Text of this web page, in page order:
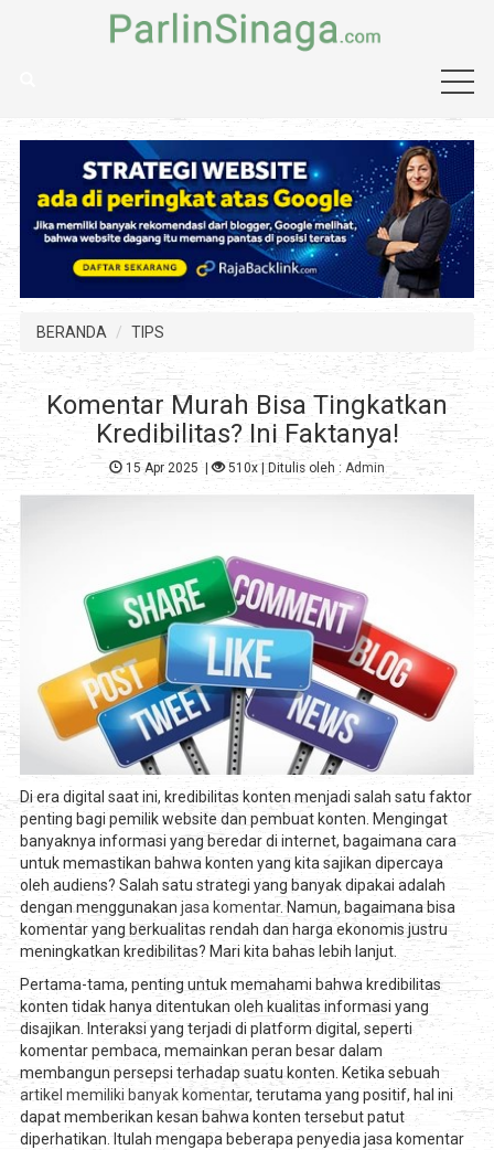
BERANDA TIPS
Komentar Murah Bisa Tingkatkan
Kredibilitas? Ini Faktanya!
15 Apr 2025 | 510x| Ditulis oleh : Admin
Di era digital saat ini, kredibilitas konten menjadi salah satu faktor
penting bagi pemilik website dan pembuat konten. Mengingat
banyaknya informasi yang beredar di internet, bagaimana cara
untuk memastikan bahwa konten yang kita sajikan dipercaya
oleh audiens? Salah satu strategi yang banyak dipakai adalah
dengan menggunakan jasa komentar. Namun, bagaimana bisa
komentar yang berkualitas rendah dan harga ekonomis justru
meningkatkan kredibilitas? Mari kita bahas lebih lanjut.
Pertama-tama, penting untuk memahami bahwa kredibilitas
konten tidak hanya ditentukan oleh kualitas informasi yang
disajikan. Interaksi yang terjadi di platform digital, seperti
komentar pembaca, memainkan peran besar dalam
membangun persepsi terhadap suatu konten. Ketika sebuah
artikel memiliki banyak komentar, terutama yang positif, hal ini
dapat memberikan kesan bahwa konten tersebut patut
diperhatikan. Itulah mengapa beberapa penyedia jasa komentar